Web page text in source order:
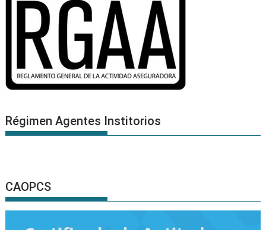
Régimen Agentes Institorios
CAOPCS